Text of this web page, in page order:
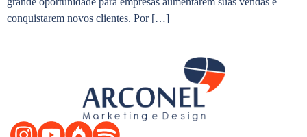
conquistarem novos clientes. Por […]